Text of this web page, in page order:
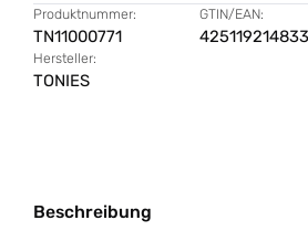
Produktnummer:
TN11000771
GTIN/EAN:
Hersteller:
TONIES
Beschreibung